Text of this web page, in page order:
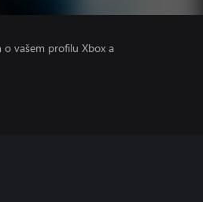
vašem profilu Xbox a